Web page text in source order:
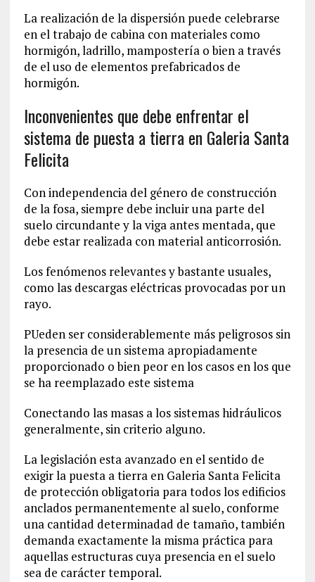
La realización de la dispersión puede celebrarse
en el trabajo de cabina con materiales como
hormigón, ladrillo, mampostería o bien a través
de el uso de elementos prefabricados de
hormigón.
Inconvenientes que debe enfrentar el
sistema de puesta a tierra en Galeria Santa
Felicita
Con independencia del género de construcción
de la fosa, siempre debe incluir una parte del
suelo circundante y la viga antes mentada, que
debe estar realizada con material anticorrosión.
Los fenómenos relevantes y bastante usuales,
como las descargas eléctricas provocadas por un
rayo.
PUeden ser considerablemente más peligrosos sin
la presencia de un sistema apropiadamente
proporcionado o bien peor en los casos en los que
se ha reemplazado este sistema
Conectando las masas a los sistemas hidráulicos
generalmente, sin criterio alguno.
La legislación esta avanzado en el sentido de
exigir la puesta a tierra en Galeria Santa Felicita
de protección obligatoria para todos los edificios
anclados permanentemente al suelo, conforme
una cantidad determinadad de tamaño, también
demanda exactamente la misma práctica para
aquellas estructuras cuya presencia en el suelo
sea de carácter temporal.